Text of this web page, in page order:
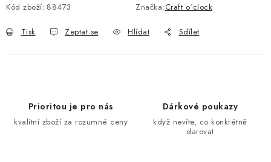
Kód zboží: 88473 Značka:Craft o´clock
Tisk Zeptat se Hlídat Sdílet
Prioritou je pro nás
kvalitní zboží za rozumné ceny
Dárkové poukazy
když nevíte, co konkrétně
darovat